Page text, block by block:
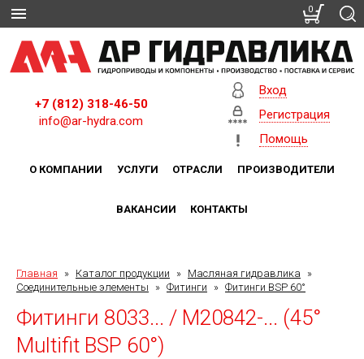
+7 (812) 318-46-50
info@ar-hydra.com
Вход
Регистрация
Помощь
О КОМПАНИИ УСЛУГИ ОТРАСЛИ ПРОИЗВОДИТЕЛИ
ВАКАНСИИ КОНТАКТЫ
Главная » Каталог продукции » Масляная гидравлика
»
Соединительные элементы
» Фитинги » Фитинги BSP 60°
Фитинги 8033... / M20842-... (45°
Multifit BSP 60°)
0